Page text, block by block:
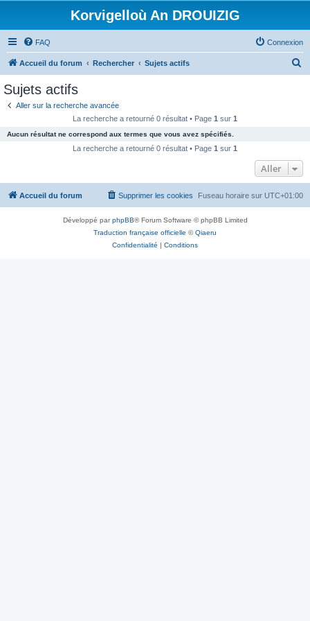
Korvigelloù An DROUIZIG
FAQ Connexion
Accueil du forum Rechercher Sujets actifs
c
e
Sujets actifs
Aller sur la recherche avancée
La recherche a retourné 0 résultat • Page 1 sur 1
Aucun résultat ne correspond aux termes que vous avez spécifiés.
La recherche a retourné 0 résultat • Page 1 sur 1
Aller
Accueil du forum Fuseau horaire sur UTC+01:00
Supprimer les cookies
Développé parphpBB® Forum Software © phpBB Limited
Traduction française officielle ©Qiaeru
Confidentialité | Conditions